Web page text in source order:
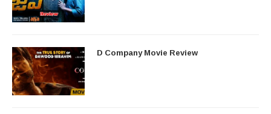
D Company Movie Review